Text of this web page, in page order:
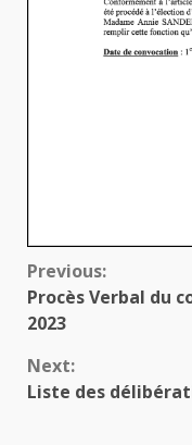
Continue
Reading
Previous:
Procès Verbal du
2023
Next:
Liste des